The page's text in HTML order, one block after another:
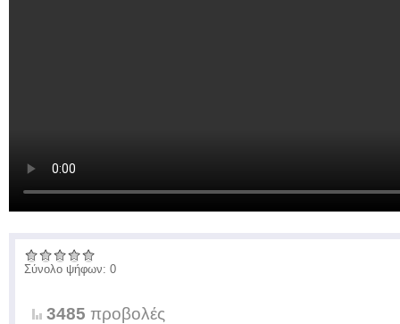
Σύνολο ψήφων: 0
3485 προβολές